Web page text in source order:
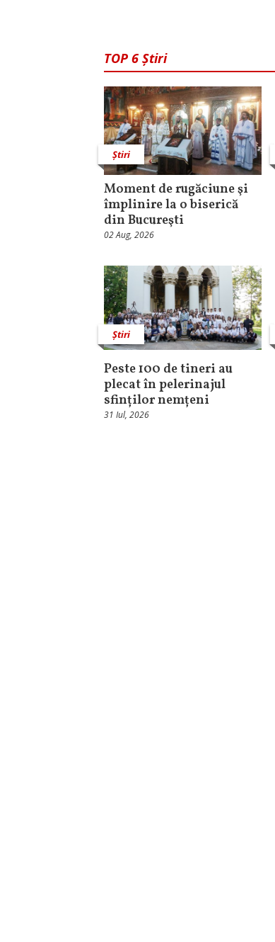
TOP 6 Știri
Știri
Moment de rugăciune şi
împlinire la o biserică
din Bucureşti
02 Aug, 2026
Știri
Peste 100 de tineri au
plecat în pelerinajul
sfinților nemțeni
31 Iul, 2026